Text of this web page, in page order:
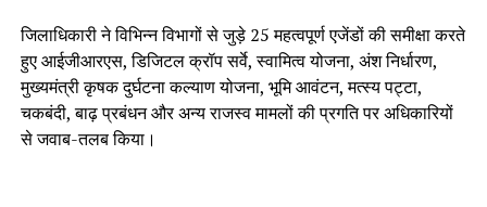
जिलाधिकारी ने विभिन्न विभागों से जुड़े 25 महत्वपूर्ण एजेंडों की समीक्षा करते
हुए आईजीआरएस, डिजिटल क्रॉप सर्वे, स्वामित्व योजना, अंश निर्धारण,
मुख्यमंत्री कृषक दुर्घटना कल्याण योजना, भूमि आवंटन, मत्स्य पट्टा,
चकबंदी, बाढ़ प्रबंधन और अन्य राजस्व मामलों की प्रगति पर अधिकारियों
से जवाब-तलब किया।